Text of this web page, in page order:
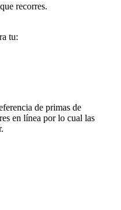
recorres.
tu:
de primas de
en línea por lo cual las